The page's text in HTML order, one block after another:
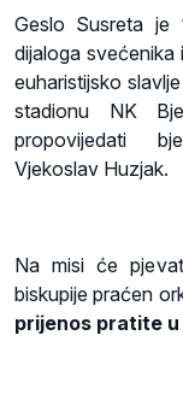
Geslo Susreta je
dijaloga svećenika
euharistijsko
stadionu NK
propovijedati
Vjekoslav Huzjak.
Na misi će
biskupije praćen
prijenos pratite u